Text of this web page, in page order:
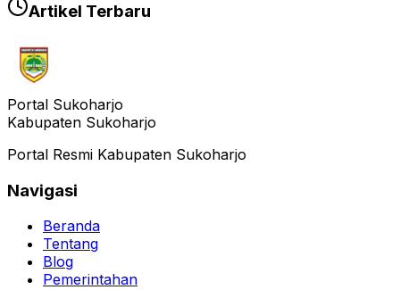
Artikel Terbaru
Portal Sukoharjo
Kabupaten Sukoharjo
Portal Resmi Kabupaten Sukoharjo
Navigasi
Beranda
Tentang
Blog
Pemerintahan